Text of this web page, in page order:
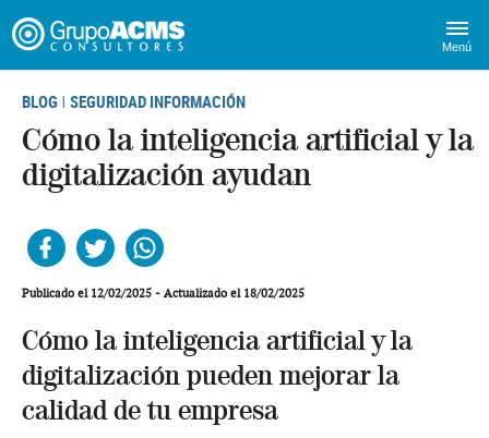
Menú
BLOG | SEGURIDAD INFORMACIÓN
Cómo la inteligencia artificial y la
digitalización ayudan
Publicado el 12/02/2025 - Actualizado el 18/02/2025
Cómo la inteligencia artificial y la
digitalización pueden mejorar la
calidad de tu empresa